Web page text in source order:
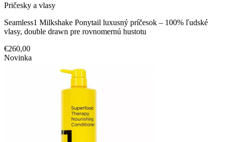
Pričesky a vlasy
Seamless1 Milkshake Ponytail luxusný príčesok – 100% ľudské
vlasy, double drawn pre rovnomernú hustotu
€260,00
Novinka